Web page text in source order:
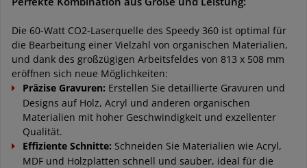
Die 60-Watt CO2-Laserquelle des Speedy 360 ist optimal für
die Bearbeitung einer Vielzahl von organischen Materialien,
und dank des großzügigen Arbeitsfeldes von 813 x 508 mm
eröffnen sich neue Möglichkeiten:
Präzise Gravuren: Erstellen Sie detaillierte Gravuren und
Designs auf Holz, Acryl und anderen organischen
Materialien mit hoher Geschwindigkeit und exzellenter
Qualität.
Effiziente Schnitte: Schneiden Sie Materialien wie Acryl,
MDF und Holzplatten schnell und sauber, ideal für die